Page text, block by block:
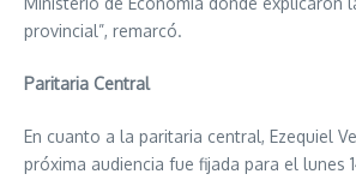
provincial”, remarcó.
Paritaria Central
En cuanto a la paritaria central, Ezequiel
próxima audiencia fue fijada para el lunes